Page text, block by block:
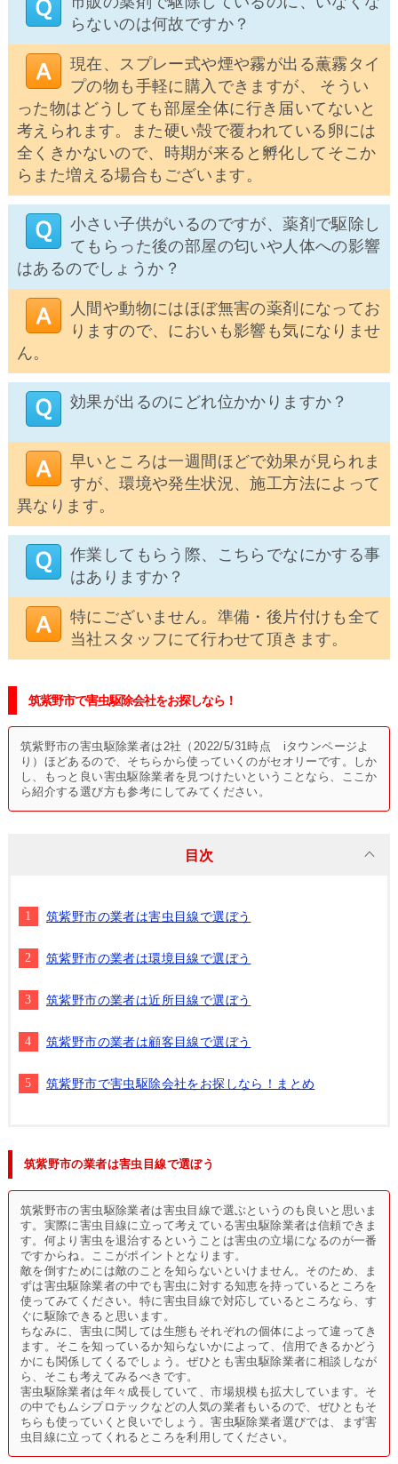
らないのは何故ですか？
現在、スプレー式や煙や霧が出る薫霧タイ
プの物も手軽に購入できますが、 そうい
った物はどうしても部屋全体に行き届いてないと
考えられます。また硬い殻で覆われている卵には
全くきかないので、時期が来ると孵化してそこか
らまた増える場合もございます。
小さい子供がいるのですが、薬剤で駆除し
てもらった後の部屋の匂いや人体への影響
はあるのでしょうか？
人間や動物にはほぼ無害の薬剤になってお
りますので、においも影響も気になりませ
ん。
効果が出るのにどれ位かかりますか？
早いところは一週間ほどで効果が見られま
すが、環境や発生状況、施工方法によって
異なります。
作業してもらう際、こちらでなにかする事
はありますか？
特にございません。準備・後片付けも全て
当社スタッフにて行わせて頂きます。
筑紫野市で害虫駆除会社をお探しなら！
筑紫野市の害虫駆除業者は2社（2022/5/31時点 iタウンページよ
り）ほどあるので、そちらから使っていくのがセオリーです。しか
し、もっと良い害虫駆除業者を見つけたいということなら、ここか
ら紹介する選び方も参考にしてみてください。
目次
筑紫野市の業者は害虫目線で選ぼう
筑紫野市の業者は環境目線で選ぼう
筑紫野市の業者は近所目線で選ぼう
筑紫野市の業者は顧客目線で選ぼう
筑紫野市で害虫駆除会社をお探しなら！まとめ
筑紫野市の業者は害虫目線で選ぼう
筑紫野市の害虫駆除業者は害虫目線で選ぶというのも良いと思いま
す。実際に害虫目線に立って考えている害虫駆除業者は信頼できま
す。何より害虫を退治するということは害虫の立場になるのが一番
ですからね。ここがポイントとなります。
敵を倒すためには敵のことを知らないといけません。そのため、ま
ずは害虫駆除業者の中でも害虫に対する知恵を持っているところを
使ってみてください。特に害虫目線で対応しているところなら、す
ぐに駆除できると思います。
ちなみに、害虫に関しては生態もそれぞれの個体によって違ってき
ます。そこを知っているか知らないかによって、信用できるかどう
かにも関係してくるでしょう。ぜひとも害虫駆除業者に相談しなが
ら、そこも考えてみるべきです。
害虫駆除業者は年々成長していて、市場規模も拡大しています。そ
の中でもムシプロテックなどの人気の業者もいるので、ぜひともそ
ちらも使っていくと良いでしょう。害虫駆除業者選びでは、まず害
虫目線に立ってくれるところを利用してください。